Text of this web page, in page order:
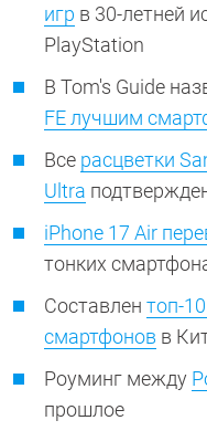
игр в 30-летней
PlayStation
В Tom's Guide
FE лучшим
Все расцветки
Ultra
iPhone 17 Air
тонких
Составлен топ-
смартфонов в
Роуминг между
прошлое